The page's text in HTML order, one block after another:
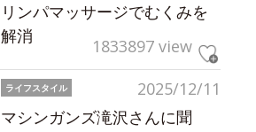
リンパマッサージでむくみを
解消
1833897 view
2025/12/11
ライフスタイル
マシンガンズ滝沢さんに聞